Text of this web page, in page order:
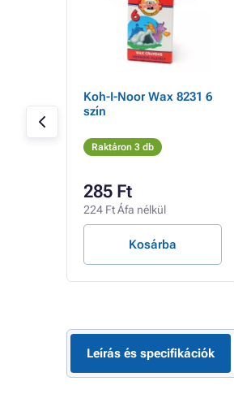
Koh-I-Noor Wax 8231 6
szín
Raktáron 3 db
285 Ft
224 Ft Áfa nélkül
Kosárba
Leírás és specifikációk